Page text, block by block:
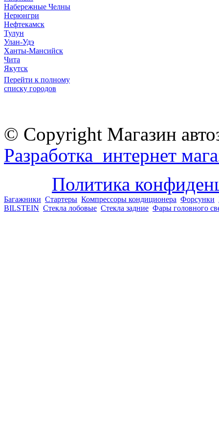
Набережные Челны
Нерюнгри
Нефтекамск
Тулун
Улан-Удэ
Ханты-Мансийск
Чита
Якутск
Перейти к полному
списку городов
© Copyright Магазин
Разработка интернет
Политика
Багажники Стартеры Компрессоры кондиционера Форсунки
BILSTEIN Стекла лобовые Стекла задние Фары головного